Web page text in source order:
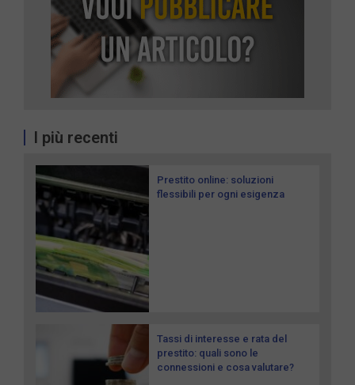
I più recenti
Prestito online: soluzioni
flessibili per ogni esigenza
Tassi di interesse e rata del
prestito: quali sono le
connessioni e cosa valutare?